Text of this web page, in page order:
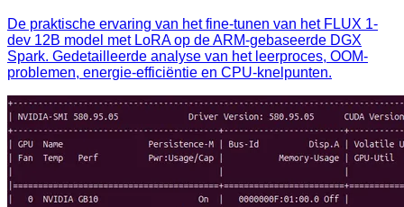
De praktische ervaring van het fine-tunen van het FLUX 1-
dev 12B model met LoRA op de ARM-gebaseerde DGX
Spark. Gedetailleerde analyse van het leerproces, OOM-
problemen, energie-efficiëntie en CPU-knelpunten.